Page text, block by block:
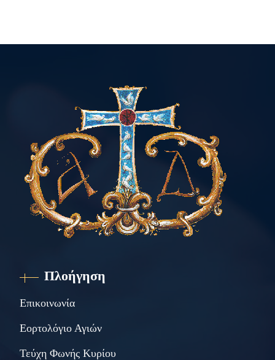
Πλοήγηση
Επικοινωνία
Εορτολόγιο Αγιών
Τεύχη Φωνής Κυρίου